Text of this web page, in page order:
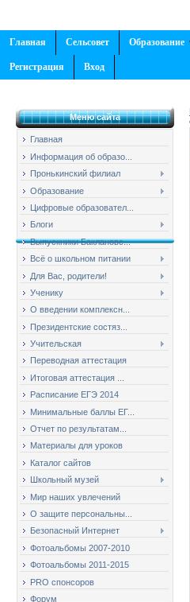
Главная Сельсовет Образование
Регистрация Вход
Меню сайта
Главная
Информация об образо...
Пронькинский филиал
Образование
Цифровые образовател...
Блоги
Выпускники Баклановс...
Всё о школьном питании
Для Вас, родители!
Ученику
О введении комплексн...
Президентские состяз...
Учительская
Переводная аттестация
Итоговая аттестация ...
Расписание ЕГЭ 2014
Минимальные баллы ЕГ...
Отчет по результатам...
Материалы для уроков
Каталог сайтов
Школьный музей
Мир наших увлечений
О защите персональны...
Безопасный Интернет
Фотоальбомы 2007-2010
Фотоальбомы 2011-2015
PRO спонсоров
Форум